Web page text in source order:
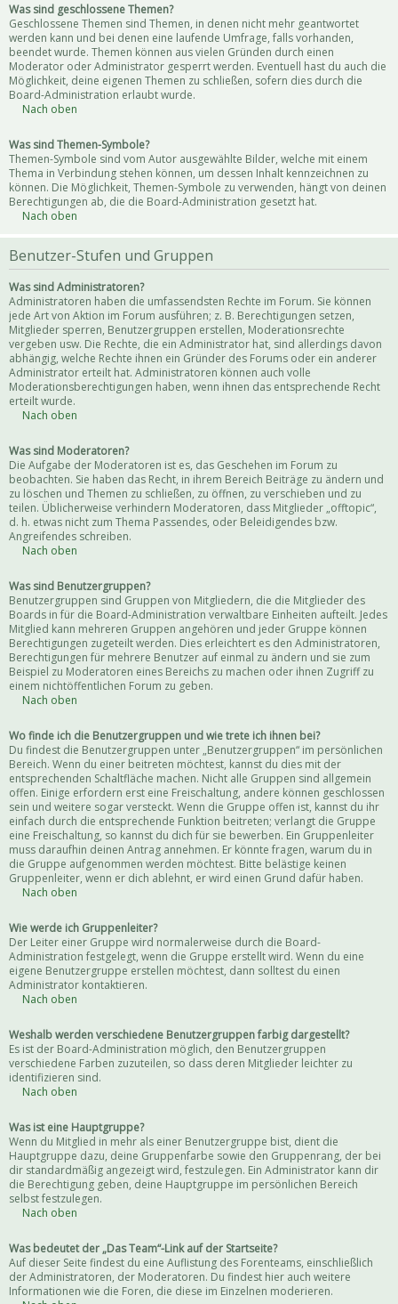
Was sind geschlossene Themen?
Geschlossene Themen sind Themen, in denen nicht mehr geantwortet
werden kann und bei denen eine laufende Umfrage, falls vorhanden,
beendet wurde. Themen können aus vielen Gründen durch einen
Moderator oder Administrator gesperrt werden. Eventuell hast du auch die
Möglichkeit, deine eigenen Themen zu schließen, sofern dies durch die
Board-Administration erlaubt wurde.
Nach oben
Was sind Themen-Symbole?
Themen-Symbole sind vom Autor ausgewählte Bilder, welche mit einem
Thema in Verbindung stehen können, um dessen Inhalt kennzeichnen zu
können. Die Möglichkeit, Themen-Symbole zu verwenden, hängt von deinen
Berechtigungen ab, die die Board-Administration gesetzt hat.
Nach oben
Benutzer-Stufen und Gruppen
Was sind Administratoren?
Administratoren haben die umfassendsten Rechte im Forum. Sie können
jede Art von Aktion im Forum ausführen; z. B. Berechtigungen setzen,
Mitglieder sperren, Benutzergruppen erstellen, Moderationsrechte
vergeben usw. Die Rechte, die ein Administrator hat, sind allerdings davon
abhängig, welche Rechte ihnen ein Gründer des Forums oder ein anderer
Administrator erteilt hat. Administratoren können auch volle
Moderationsberechtigungen haben, wenn ihnen das entsprechende Recht
erteilt wurde.
Nach oben
Was sind Moderatoren?
Die Aufgabe der Moderatoren ist es, das Geschehen im Forum zu
beobachten. Sie haben das Recht, in ihrem Bereich Beiträge zu ändern und
zu löschen und Themen zu schließen, zu öffnen, zu verschieben und zu
teilen. Üblicherweise verhindern Moderatoren, dass Mitglieder „offtopic“,
d. h. etwas nicht zum Thema Passendes, oder Beleidigendes bzw.
Angreifendes schreiben.
Nach oben
Was sind Benutzergruppen?
Benutzergruppen sind Gruppen von Mitgliedern, die die Mitglieder des
Boards in für die Board-Administration verwaltbare Einheiten aufteilt. Jedes
Mitglied kann mehreren Gruppen angehören und jeder Gruppe können
Berechtigungen zugeteilt werden. Dies erleichtert es den Administratoren,
Berechtigungen für mehrere Benutzer auf einmal zu ändern und sie zum
Beispiel zu Moderatoren eines Bereichs zu machen oder ihnen Zugriff zu
einem nichtöffentlichen Forum zu geben.
Nach oben
Wo finde ich die Benutzergruppen und wie trete ich ihnen bei?
Du findest die Benutzergruppen unter „Benutzergruppen“ im persönlichen
Bereich. Wenn du einer beitreten möchtest, kannst du dies mit der
entsprechenden Schaltfläche machen. Nicht alle Gruppen sind allgemein
offen. Einige erfordern erst eine Freischaltung, andere können geschlossen
sein und weitere sogar versteckt. Wenn die Gruppe offen ist, kannst du ihr
einfach durch die entsprechende Funktion beitreten; verlangt die Gruppe
eine Freischaltung, so kannst du dich für sie bewerben. Ein Gruppenleiter
muss daraufhin deinen Antrag annehmen. Er könnte fragen, warum du in
die Gruppe aufgenommen werden möchtest. Bitte belästige keinen
Gruppenleiter, wenn er dich ablehnt, er wird einen Grund dafür haben.
Nach oben
Wie werde ich Gruppenleiter?
Der Leiter einer Gruppe wird normalerweise durch die Board-
Administration festgelegt, wenn die Gruppe erstellt wird. Wenn du eine
eigene Benutzergruppe erstellen möchtest, dann solltest du einen
Administrator kontaktieren.
Nach oben
Weshalb werden verschiedene Benutzergruppen farbig dargestellt?
Es ist der Board-Administration möglich, den Benutzergruppen
verschiedene Farben zuzuteilen, so dass deren Mitglieder leichter zu
identifizieren sind.
Nach oben
Was ist eine Hauptgruppe?
Wenn du Mitglied in mehr als einer Benutzergruppe bist, dient die
Hauptgruppe dazu, deine Gruppenfarbe sowie den Gruppenrang, der bei
dir standardmäßig angezeigt wird, festzulegen. Ein Administrator kann dir
die Berechtigung geben, deine Hauptgruppe im persönlichen Bereich
selbst festzulegen.
Nach oben
Was bedeutet der „Das Team“-Link auf der Startseite?
Auf dieser Seite findest du eine Auflistung des Forenteams, einschließlich
der Administratoren, der Moderatoren. Du findest hier auch weitere
Informationen wie die Foren, die diese im Einzelnen moderieren.